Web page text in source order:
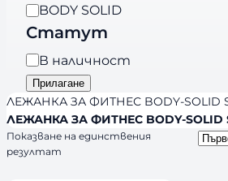
г
о
р
и
я
B
r
a
n
d
s
BODY SOLID
Статут
Н
а
л
и
ч
н
В наличност
Прилагане
ЛЕЖАНКА ЗА ФИТНЕС BODY-SOLID
ЛЕЖАНКА ЗА ФИТНЕС BODY-SOLID
Показване на единствения
резултат